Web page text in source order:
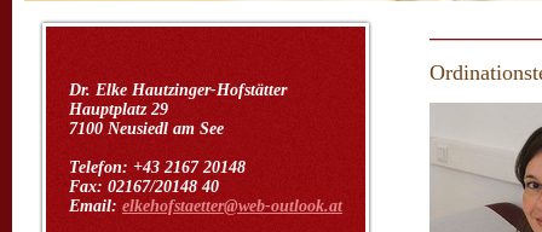
Dr. Elke Hautzinger-Hofstätter
Hauptplatz 29
7100 Neusiedl am See
Telefon: +43 2167 20148
Fax: 02167/20148 40
Email: elkehofstaetter@web-outlook.at